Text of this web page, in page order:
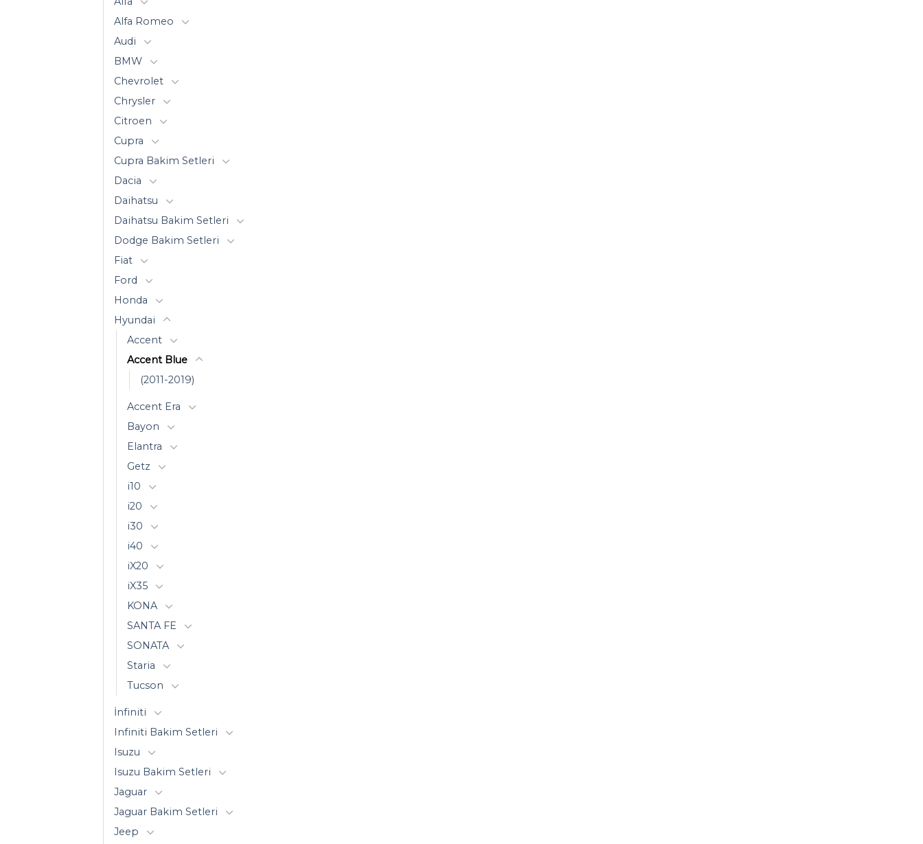
Alfa Romeo
Audi
BMW
Chevrolet
Chrysler
Citroen
Cupra
Cupra Bakim Setleri
Dacia
Daihatsu
Daihatsu Bakim Setleri
Dodge Bakim Setleri
Fiat
Ford
Honda
Hyundai
Accent
Accent Blue
(2011-2019)
Accent Era
Bayon
Elantra
Getz
i10
i20
i30
i40
iX20
iX35
KONA
SANTA FE
SONATA
Staria
Tucson
İnfiniti
Infiniti Bakim Setleri
Isuzu
Isuzu Bakim Setleri
Jaguar
Jaguar Bakim Setleri
Jeep